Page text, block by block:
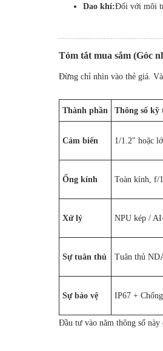
Dao khí:Đối với môi
Tóm tắt mua sắm (Góc
Đừng chỉ nhìn vào thẻ giá.
Thành phần Thông số kỹ
Cảm biến 1/1.2" hoặc
Ống kính Toàn kính, f/
Xử lý NPU kép /
Sự tuân thủ Tuân thủ
Sự bảo vệ IP67 +
Đầu tư vào năm thông số